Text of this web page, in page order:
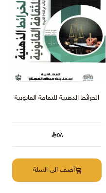
الخرائط الذهنية للثقافة القانونية‎
٥٨
أضف الى السلة